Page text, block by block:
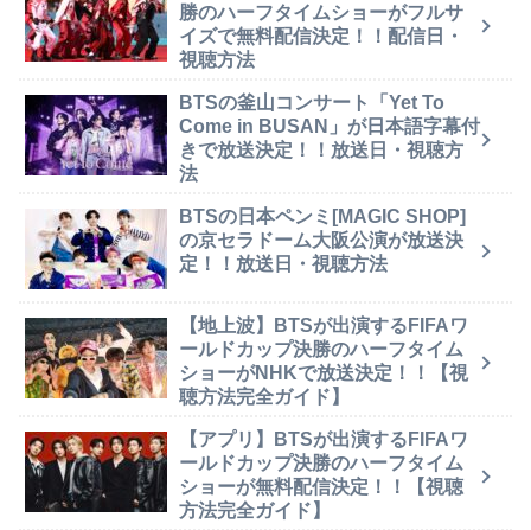
勝のハーフタイムショーがフルサ
イズで無料配信決定！！配信日・
視聴方法
BTSの釜山コンサート「Yet To
Come in BUSAN」が日本語字幕付
きで放送決定！！放送日・視聴方
法
BTSの日本ペンミ[MAGIC SHOP]
の京セラドーム大阪公演が放送決
定！！放送日・視聴方法
【地上波】BTSが出演するFIFAワ
ールドカップ決勝のハーフタイム
ショーがNHKで放送決定！！【視
聴方法完全ガイド】
【アプリ】BTSが出演するFIFAワ
ールドカップ決勝のハーフタイム
ショーが無料配信決定！！【視聴
方法完全ガイド】